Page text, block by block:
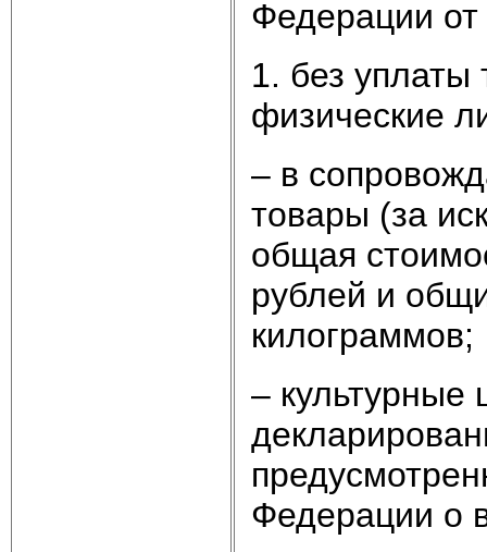
Федерации
1. без
физические
– в
товары (за
общая
рублей и
килограммов;
– культурные
Федерации о